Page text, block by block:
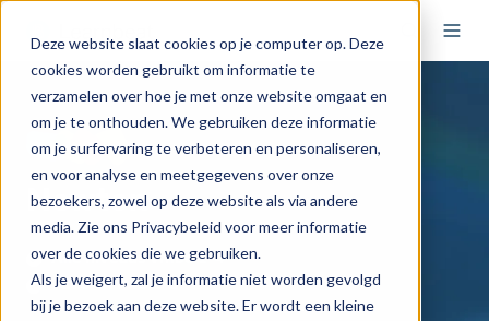
Deze website slaat cookies op je computer op. Deze
cookies worden gebruikt om informatie te
verzamelen over hoe je met onze website omgaat en
om je te onthouden. We gebruiken deze informatie
om je surfervaring te verbeteren en personaliseren,
en voor analyse en meetgegevens over onze
bezoekers, zowel op deze website als via andere
media. Zie ons Privacybeleid voor meer informatie
over de cookies die we gebruiken.
Als je weigert, zal je informatie niet worden gevolgd
bij je bezoek aan deze website. Er wordt een kleine
Newton
Alle niveaus vmbo 1-4
havo en vwo 1-3